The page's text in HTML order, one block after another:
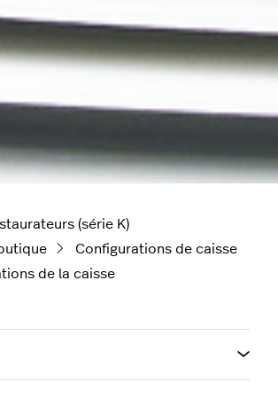
(série K)
Configurations de caisse
de la caisse